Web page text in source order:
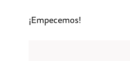
¡Empecemos!